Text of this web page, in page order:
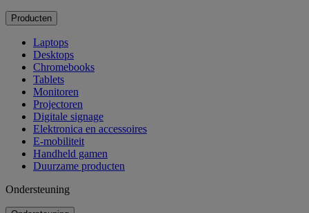
Producten
Laptops
Desktops
Chromebooks
Tablets
Monitoren
Projectoren
Digitale signage
Elektronica en accessoires
E-mobiliteit
Handheld gamen
Duurzame producten
Ondersteuning